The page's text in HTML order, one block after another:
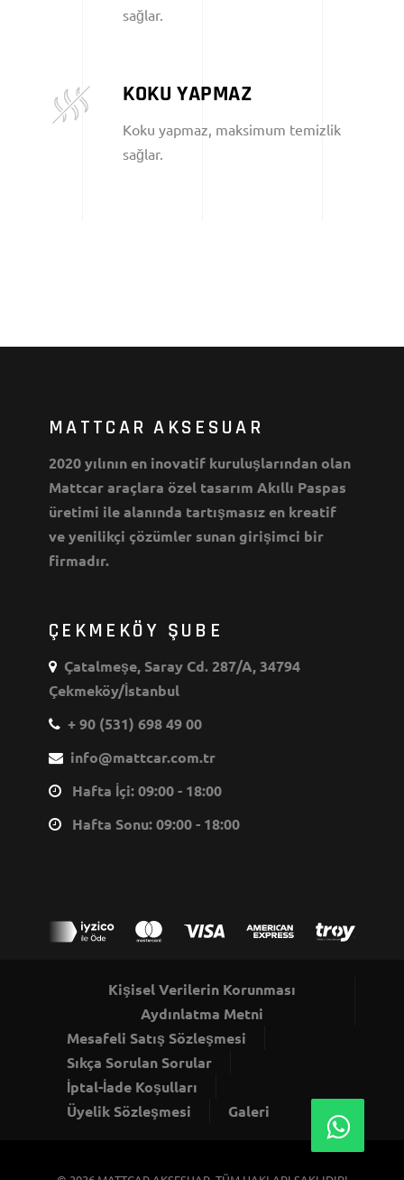
sağlar.
KOKU YAPMAZ
Koku yapmaz, maksimum temizlik
sağlar.
MATTCAR AKSESUAR
2020 yılının en inovatif kuruluşlarından olan
Mattcar araçlara özel tasarım Akıllı Paspas
üretimi ile alanında tartışmasız en kreatif
ve yenilikçi çözümler sunan girişimci bir
firmadır.
ÇEKMEKÖY ŞUBE
Çatalmeşe, Saray Cd. 287/A, 34794
Çekmeköy/İstanbul
+ 90 (531) 698 49 00
info@mattcar.com.tr
Hafta İçi: 09:00 - 18:00
Hafta Sonu: 09:00 - 18:00
Kişisel Verilerin Korunması
Aydınlatma Metni
Mesafeli Satış Sözleşmesi
Sıkça Sorulan Sorular
İptal-İade Koşulları
Üyelik Sözleşmesi
Galeri